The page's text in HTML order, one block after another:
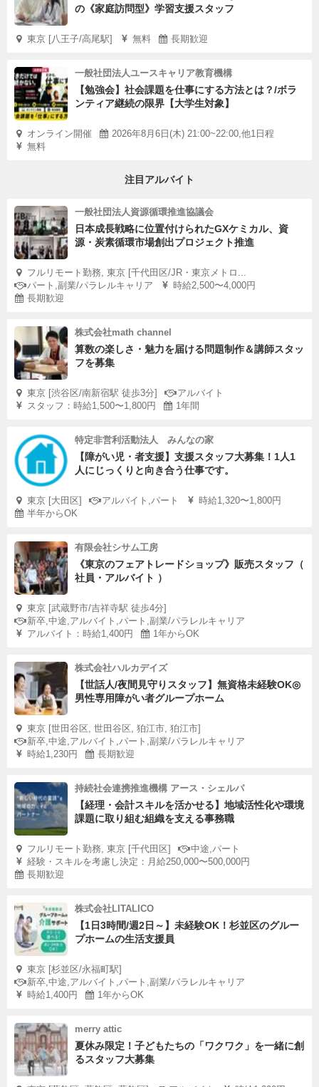
の《家庭訪問型》学習支援スタッフ
東京 [八王子/高尾駅] 無料 長期歓迎
一般社団法人ユースキャリア教育機構
【勉強会】社会課題を仕事にする方法とは？/ボラ
ンティア継続の限界【大学生対象】
オンライン開催
2026年8月6日(木) 21:00~22:00,他1日程
無料
注目アルバイト
一般社団法人資源循環推進協議会
日本成長戦略に位置付けられたGXケミカル、資
源・炭素循環市場創出プロジェクト推進
フルリモート勤務, 東京 [千代田区/JR・東京メトロ...
パート,副業/パラレルキャリア
時給2,500〜4,000円
長期歓迎
株式会社math channel
算数の楽しさ・魅力を届ける問題制作＆講師スタッ
フを募集
東京 [渋谷区/南新宿駅 徒歩3分]
アルバイト
スタッフ：時給1,500〜1,800円
1年間
特定非営利活動法人 みんなの家
【障がい児・者支援】支援スタッフ大募集！1人1
人にじっくりと向き合う仕事です。
東京 [大田区] アルバイト,パート
時給1,320〜1,800円
半年からOK
有限会社シサム工房
《東京のフェアトレードショップ》販売スタッフ（
社員・アルバイト ）
東京 [武蔵野市/吉祥寺駅 徒歩4分]
新卒,中途,アルバイト,パート,副業/パラレルキャリア
アルバイト：時給1,400円
1年からOK
株式会社ハルカデイズ
【世話人/夜間見守りスタッフ】無資格未経験OK◎
男性専用障がい者グループホーム
東京 [世田谷区, 世田谷区, 狛江市, 狛江市]
新卒,中途,アルバイト,パート,副業/パラレルキャリア
時給1,230円
長期歓迎
持続社会連携推進機構 アース・シェルパ
【経理・会計スキルを活かせる】地域活性化や環境
課題に取り組む組織を支える事務職
フルリモート勤務, 東京 [千代田区]
中途,パート
経験・スキルを考慮し決定：月給250,000〜500,000円
長期歓迎
株式会社LITALICO
【1日3時間/週2日～】未経験OK！杉並区のグルー
プホームの生活支援員
東京 [杉並区/永福町駅]
新卒,中途,アルバイト,パート,副業/パラレルキャリア
時給1,400円
1年からOK
merry attic
夏休み限定！子どもたちの「ワクワク」を一緒に創
るスタッフ大募集